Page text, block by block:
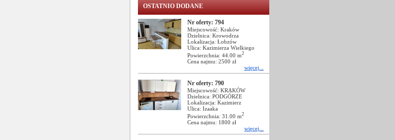
OSTATNIO DODANE
Nr oferty: 794
Miejscowość: Kraków
Dzielnica: Krowodrza
Lokalizacja: Łobzów
Ulica: Kazimierza Wielkiego
Powierzchnia: 44.00 m2
Cena najmu: 2500 zł
więcej...
Nr oferty: 790
Miejscowość: KRAKÓW
Dzielnica: PODGÓRZE
Lokalizacja: Kazimierz
Ulica: Izaaka
Powierzchnia: 31.00 m2
Cena najmu: 1800 zł
więcej...